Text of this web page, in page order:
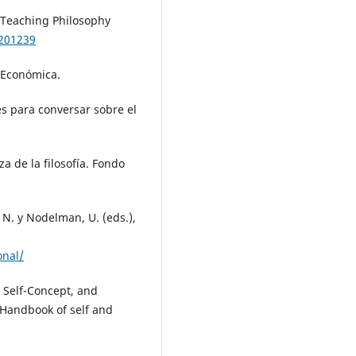
Philosophy
para conversar sobre el
de la filosofía. Fondo
y Nodelman, U. (eds.),
Concept, and
of self and